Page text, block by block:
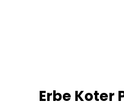
Erbe Koter